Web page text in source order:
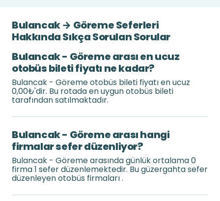
Bulancak → Göreme Seferleri
Hakkında Sıkça Sorulan Sorular
Bulancak - Göreme arası en ucuz
otobüs bileti fiyatı ne kadar?
Bulancak - Göreme otobüs bileti fiyatı en ucuz
0,00₺'dir. Bu rotada en uygun otobüs bileti
tarafından satılmaktadır.
Bulancak - Göreme arası hangi
firmalar sefer düzenliyor?
Bulancak - Göreme arasında günlük ortalama 0
firma 1 sefer düzenlemektedir. Bu güzergahta sefer
düzenleyen otobüs firmaları .